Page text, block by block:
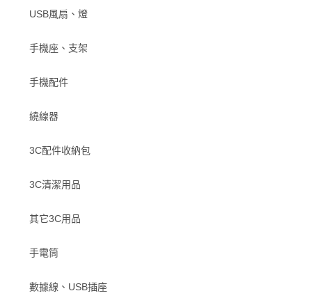
USB風扇、燈
手機座、支架
手機配件
繞線器
3C配件收納包
3C清潔用品
其它3C用品
手電筒
數據線、USB插座